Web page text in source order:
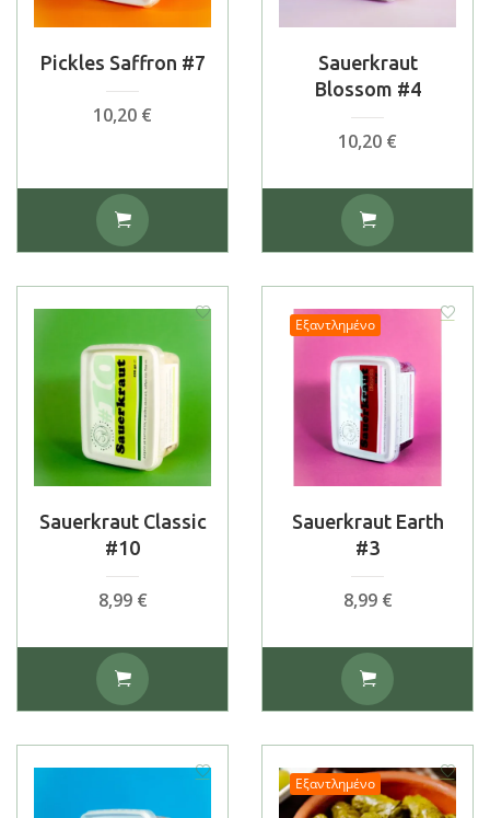
Pickles Saffron #7
10,20 €
Sauerkraut
Blossom #4
10,20 €
Sauerkraut Classic
#10
8,99 €
Εξαντλημένο
Sauerkraut Earth
#3
8,99 €
Εξαντλημένο